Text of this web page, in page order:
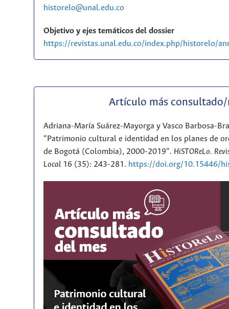
historelo@unal.edu.co
Objetivo y ejes temáticos del dossier
https://revistas.unal.edu.co/index.php/historelo/
Artículo más consultado/
Adriana-María Suárez-Mayorga y Vasco Barbosa-
“Patrimonio cultural e identidad en los planes de
de Bogotá (Colombia), 2000-2019”. HiSTOReLo.
Local16 (35): 243-281. https://doi.org/10.15446/